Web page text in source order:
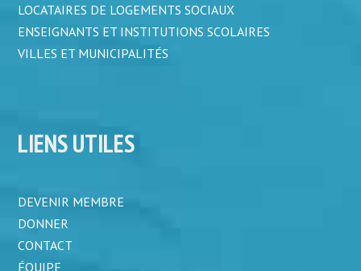
LOCATAIRES DE LOGEMENTS SOCIAUX
ENSEIGNANTS ET INSTITUTIONS SCOLAIRES
VILLES ET MUNICIPALITÉS
LIENS UTILES
DEVENIR MEMBRE
DONNER
CONTACT
ÉQUIPE